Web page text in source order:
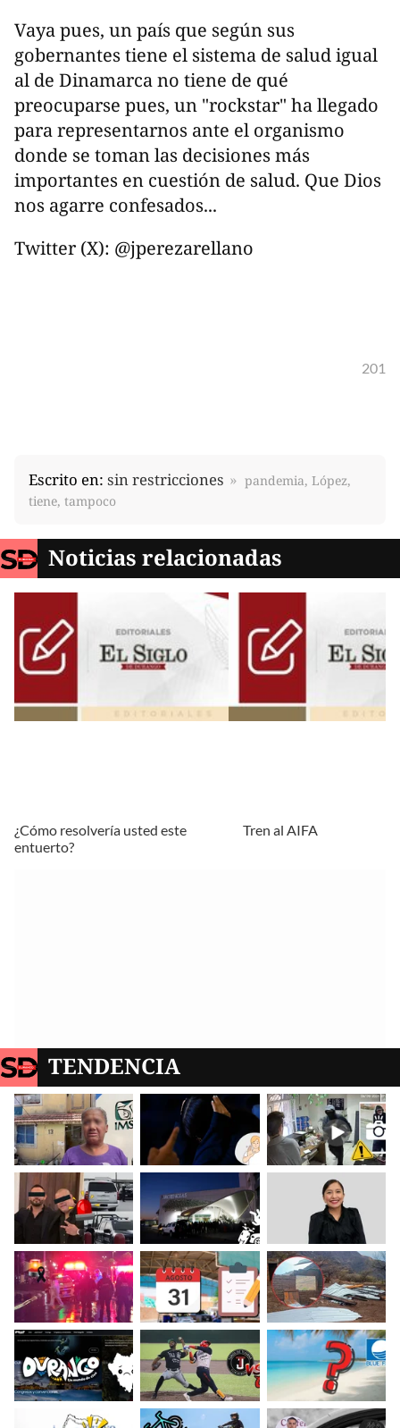
Vaya pues, un país que según sus
gobernantes tiene el sistema de salud igual
al de Dinamarca no tiene de qué
preocuparse pues, un "rockstar" ha llegado
para representarnos ante el organismo
donde se toman las decisiones más
importantes en cuestión de salud. Que Dios
nos agarre confesados...
Twitter (X): @jperezarellano
201
Escrito en: sin restricciones
pandemia, López,
tiene, tampoco
Noticias relacionadas
¿Cómo resolvería usted este
entuerto?
Tren al AIFA
TENDENCIA